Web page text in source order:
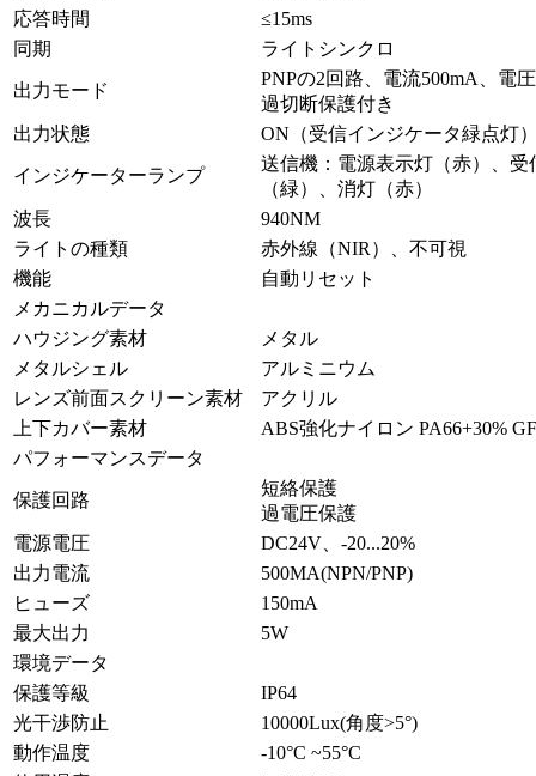
応答時間
≤15ms
同期
ライトシンクロ
出力モード
PNPの2回路、電流500mA、電
過切断保護付き
出力状態
ON（受信インジケータ緑点灯
インジケーターランプ
送信機：電源表示灯（赤）、
（緑）、消灯（赤）
波長
940NM
ライトの種類
赤外線（NIR）、不可視
機能
自動リセット
メカニカルデータ
ハウジング素材
メタル
メタルシェル
アルミニウム
レンズ前面スクリーン素材
アクリル
上下カバー素材
ABS強化ナイロン PA66+30% GF
パフォーマンスデータ
保護回路
短絡保護
過電圧保護
電源電圧
DC24V、-20...20%
出力電流
500MA(NPN/PNP)
ヒューズ
150mA
最大出力
5W
環境データ
保護等級
IP64
光干渉防止
10000Lux(角度>5°)
動作温度
-10°C ~55°C